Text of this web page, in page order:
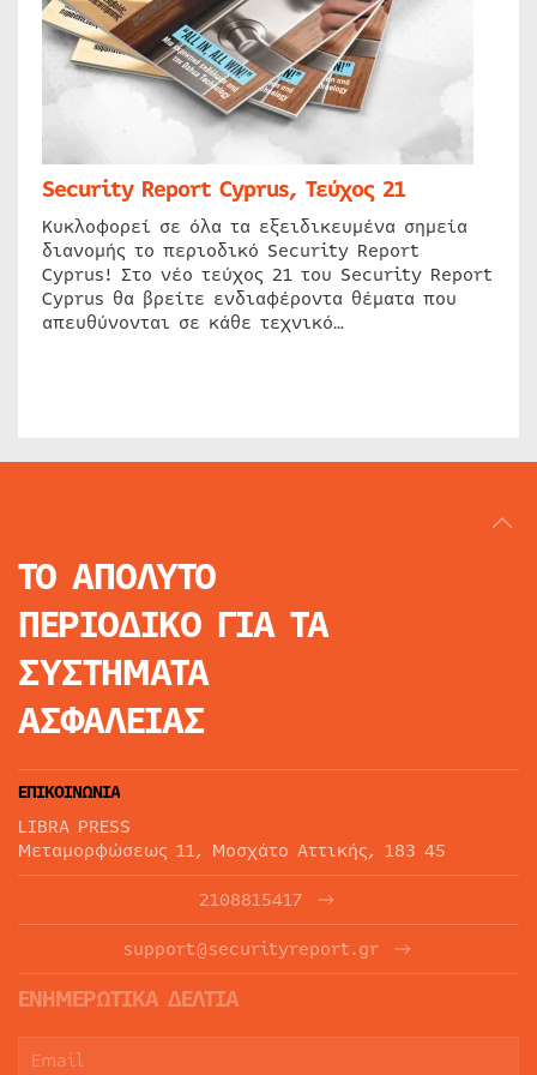
Security Report Cyprus, Τεύχος 21
Κυκλοφορεί σε όλα τα εξειδικευμένα σημεία
διανομής το περιοδικό Security Report
Cyprus! Στο νέο τεύχος 21 του Security Report
Cyprus θα βρείτε ενδιαφέροντα θέματα που
απευθύνονται σε κάθε τεχνικό…
ΤΟ ΑΠΟΛΥΤΟ
ΠΕΡΙΟΔΙΚΟ ΓΙΑ ΤΑ
ΣΥΣΤΗΜΑΤΑ
ΑΣΦΑΛΕΙΑΣ
ΕΠΙΚΟΙΝΩΝΙΑ
LIBRA PRESS
Μεταμορφώσεως 11, Μοσχάτο Αττικής, 183 45
2108815417
support@securityreport.gr
ΕΝΗΜΕΡΩΤΙΚΑ ΔΕΛΤΙΑ